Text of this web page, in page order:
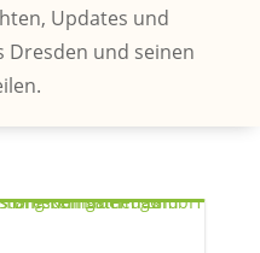
Updates und
Dresden und seinen